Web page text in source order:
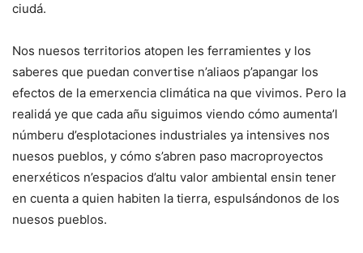
ciudá.
Nos nuesos territorios atopen les ferramientes y los
saberes que puedan convertise n’aliaos p’apangar los
efectos de la emerxencia climática na que vivimos. Pero la
realidá ye que cada añu siguimos viendo cómo aumenta’l
númberu d’esplotaciones industriales ya intensives nos
nuesos pueblos, y cómo s’abren paso macroproyectos
enerxéticos n’espacios d’altu valor ambiental ensin tener
en cuenta a quien habiten la tierra, espulsándonos de los
nuesos pueblos.